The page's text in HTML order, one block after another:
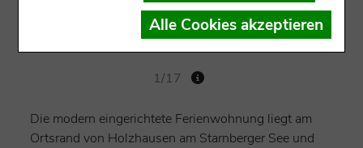
1/17
Die modern eingerichtete Ferienwohnung liegt am
Ortsrand von Holzhausen am Starnberger See und
Alle Cookies akzeptieren